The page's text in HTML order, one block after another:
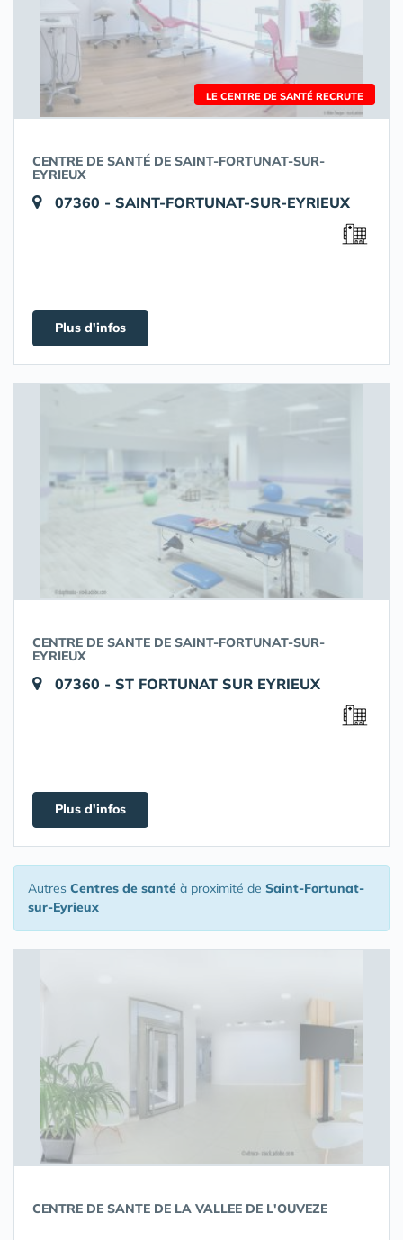
LE CENTRE DE SANTÉ RECRUTE
CENTRE DE SANTÉ DE SAINT-FORTUNAT-SUR-
EYRIEUX
07360 - SAINT-FORTUNAT-SUR-EYRIEUX
Plus d'infos
CENTRE DE SANTE DE SAINT-FORTUNAT-SUR-
EYRIEUX
07360 - ST FORTUNAT SUR EYRIEUX
Plus d'infos
Autres Centres de santé à proximité de Saint-Fortunat-
sur-Eyrieux
CENTRE DE SANTE DE LA VALLEE DE L'OUVEZE